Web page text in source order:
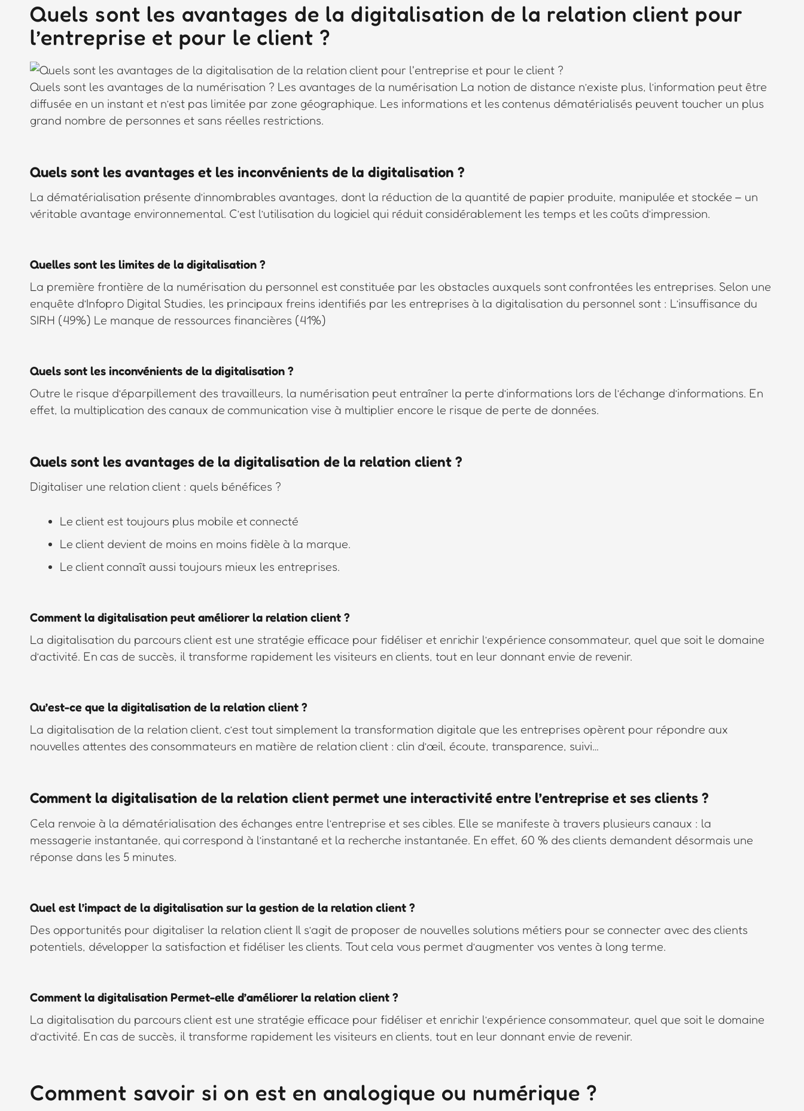
Quels sont les avantages de la digitalisation de la relation client pour
l’entreprise et pour le client ?
Quels sont les avantages de la numérisation ? Les avantages de la numérisation La notion de distance n’existe plus, l’information peut être
diffusée en un instant et n’est pas limitée par zone géographique. Les informations et les contenus dématérialisés peuvent toucher un plus
grand nombre de personnes et sans réelles restrictions.
Quels sont les avantages et les inconvénients de la digitalisation ?
La dématérialisation présente d’innombrables avantages, dont la réduction de la quantité de papier produite, manipulée et stockée – un
véritable avantage environnemental. C’est l’utilisation du logiciel qui réduit considérablement les temps et les coûts d’impression.
Quelles sont les limites de la digitalisation ?
La première frontière de la numérisation du personnel est constituée par les obstacles auxquels sont confrontées les entreprises. Selon une
enquête d’Infopro Digital Studies, les principaux freins identifiés par les entreprises à la digitalisation du personnel sont : L’insuffisance du
SIRH (49%) Le manque de ressources financières (41%)
Quels sont les inconvénients de la digitalisation ?
Outre le risque d’éparpillement des travailleurs, la numérisation peut entraîner la perte d’informations lors de l’échange d’informations. En
effet, la multiplication des canaux de communication vise à multiplier encore le risque de perte de données.
Quels sont les avantages de la digitalisation de la relation client ?
Digitaliser une relation client : quels bénéfices ?
Le client est toujours plus mobile et connecté
Le client devient de moins en moins fidèle à la marque.
Le client connaît aussi toujours mieux les entreprises.
Comment la digitalisation peut améliorer la relation client ?
La digitalisation du parcours client est une stratégie efficace pour fidéliser et enrichir l’expérience consommateur, quel que soit le domaine
d’activité. En cas de succès, il transforme rapidement les visiteurs en clients, tout en leur donnant envie de revenir.
Qu’est-ce que la digitalisation de la relation client ?
La digitalisation de la relation client, c’est tout simplement la transformation digitale que les entreprises opèrent pour répondre aux
nouvelles attentes des consommateurs en matière de relation client : clin d’œil, écoute, transparence, suivi…
Comment la digitalisation de la relation client permet une interactivité entre l’entreprise et ses clients ?
Cela renvoie à la dématérialisation des échanges entre l’entreprise et ses cibles. Elle se manifeste à travers plusieurs canaux : la
messagerie instantanée, qui correspond à l’instantané et la recherche instantanée. En effet, 60 % des clients demandent désormais une
réponse dans les 5 minutes.
Quel est l’impact de la digitalisation sur la gestion de la relation client ?
Des opportunités pour digitaliser la relation client Il s’agit de proposer de nouvelles solutions métiers pour se connecter avec des clients
potentiels, développer la satisfaction et fidéliser les clients. Tout cela vous permet d’augmenter vos ventes à long terme.
Comment la digitalisation Permet-elle d’améliorer la relation client ?
La digitalisation du parcours client est une stratégie efficace pour fidéliser et enrichir l’expérience consommateur, quel que soit le domaine
d’activité. En cas de succès, il transforme rapidement les visiteurs en clients, tout en leur donnant envie de revenir.
Comment savoir si on est en analogique ou numérique ?